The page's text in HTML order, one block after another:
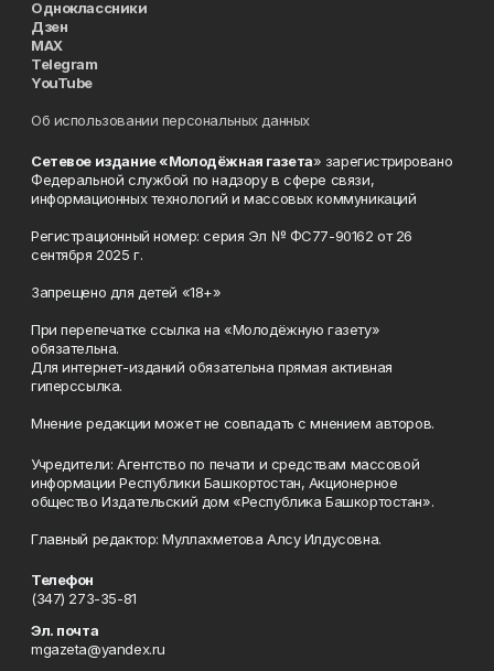
Одноклассники
Дзен
MAX
Telegram
YouTube
Об использовании персональных данных
Сетевое издание «Молодёжная газета» зарегистрировано
Федеральной службой по надзору в сфере связи,
информационных технологий и массовых коммуникаций
Регистрационный номер: серия Эл № ФС77-90162 от 26
сентября 2025 г.
Запрещено для детей «18+»
При перепечатке ссылка на «Молодёжную газету»
обязательна.
Для интернет-изданий обязательна прямая активная
гиперссылка.
Мнение редакции может не совпадать с мнением авторов.
Учредители: Агентство по печати и средствам массовой
информации Республики Башкортостан, Акционерное
общество Издательский дом «Республика Башкортостан».
Главный редактор: Муллахметова Алсу Илдусовна.
Телефон
(347) 273-35-81
Эл. почта
mgazeta@yandex.ru